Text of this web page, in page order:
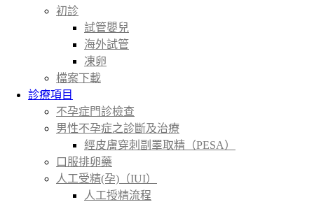
初診
試管嬰兒
海外試管
凍卵
檔案下載
診療項目
不孕症門診檢查
男性不孕症之診斷及治療
經皮膚穿刺副睪取精（PESA）
口服排卵藥
人工受精(孕)（IUI）
人工授精流程